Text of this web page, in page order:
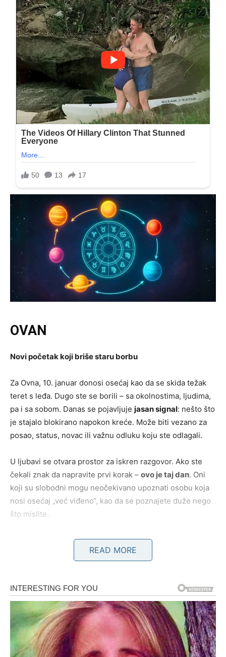
OVAN
Novi početak koji briše staru borbu
Za Ovna, 10. januar donosi osećaj kao da se skida težak
teret s leđa. Dugo ste se borili – sa okolnostima, ljudima,
pa i sa sobom. Danas se pojavljuje jasan signal: nešto što
je stajalo blokirano napokon kreće. Može biti vezano za
posao, status, novac ili važnu odluku koju ste odlagali.
U ljubavi se otvara prostor za iskren razgovor. Ako ste
čekali znak da napravite prvi korak – ovo je taj dan. Oni
koji su slobodni mogu neočekivano upoznati osobu koja
nosi osećaj „već viđeno“, kao da se poznajete duže nego
što mislite.
Bikovi su navikli da čekaju, ali 10. januar donosi
konkretnu potvrduda se strpljenje isplatilo. Vrata koja su
bila zatvorena godinama – finansijska stabilnost,
rešavanje porodičnih pitanja ili emotivna sigurnost – sada
se polako otvaraju.
READ MORE